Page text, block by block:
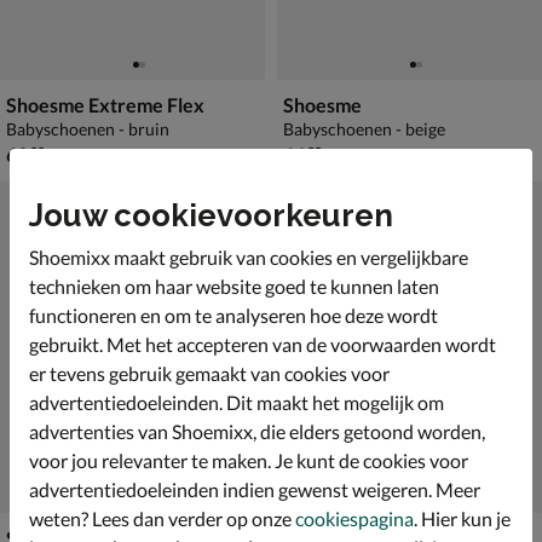
Shoesme Extreme Flex
Babyschoenen - bruin
€ 69,99
69,99
Shoesme
Babyschoenen - beige
€ 64,99
64,99
Jouw cookievoorkeuren
Shoemixx maakt gebruik van cookies en vergelijkbare
technieken om haar website goed te kunnen laten
functioneren en om te analyseren hoe deze wordt
gebruikt. Met het accepteren van de voorwaarden wordt
er tevens gebruik gemaakt van cookies voor
advertentiedoeleinden. Dit maakt het mogelijk om
advertenties van Shoemixx, die elders getoond worden,
voor jou relevanter te maken. Je kunt de cookies voor
advertentiedoeleinden indien gewenst weigeren. Meer
weten? Lees dan verder op onzecookiespagina. Hier kun je